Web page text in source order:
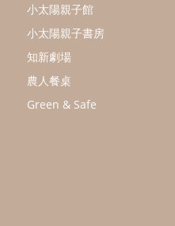
小太陽親子館
小太陽親子書房
知新劇場
農人餐桌
Green & Safe